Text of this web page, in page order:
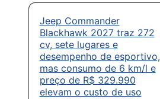
Jeep Commander
Blackhawk 2027 traz 272
cv, sete lugares e
desempenho de esportivo,
mas consumo de 6 km/l e
preço de R$ 329.990
elevam o custo de uso